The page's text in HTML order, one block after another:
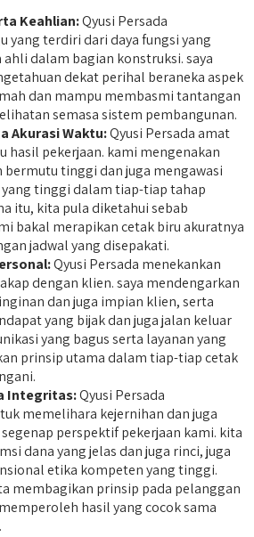
Keahlian:Qyusi Persada
yang terdiri dari daya fungsi yang
dalam bagian konstruksi. saya
dekat perihal beraneka aspek
dan mampu membasmi tantangan
semasa sistem pembangunan.
Akurasi Waktu:Qyusi Persada amat
hasil pekerjaan. kami mengenakan
tinggi dan juga mengawasi
tinggi dalam tiap-tiap tahap
itu, kita pula diketahui sebab
bakal merapikan cetak biru akuratnya
jadwal yang disepakati.
Qyusi Persada menekankan
dengan klien. saya mendengarkan
dan juga impian klien, serta
yang bijak dan juga jalan keluar
yang bagus serta layanan yang
prinsip utama dalam tiap-tiap cetak
Integritas:Qyusi Persada
memelihara kejernihan dan juga
perspektif pekerjaan kami. kita
dana yang jelas dan juga rinci, juga
etika kompeten yang tinggi.
membagikan prinsip pada pelanggan
hasil yang cocok sama